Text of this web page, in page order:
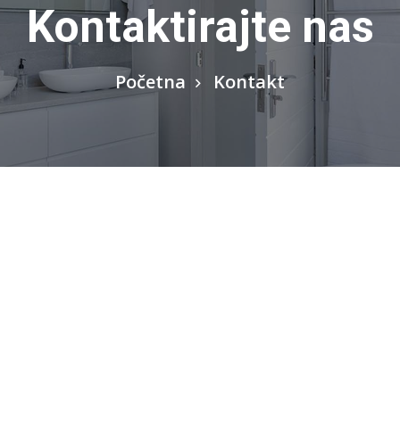
Kontaktirajte nas
Početna Kontakt